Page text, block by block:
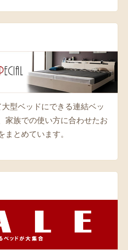
型ベッドにできる連結ベッ
家族での使い方に合わせたお
まとめています。